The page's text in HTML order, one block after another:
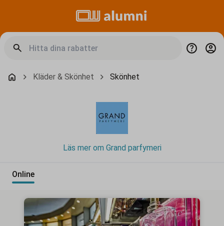
Kläder & Skönhet Skönhet
Läs mer om Grand parfymeri
Online